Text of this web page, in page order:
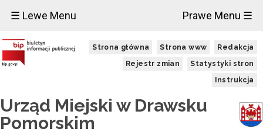
☰ Lewe Menu Prawe Menu ☰
Strona główna Strona www
Redakcja
Rejestr zmian
Statystyki stron
Instrukcja
Urząd Miejski w Drawsku
Pomorskim
Władze
Drawska
Burmistrza
Drawska
Pomorskiego
×